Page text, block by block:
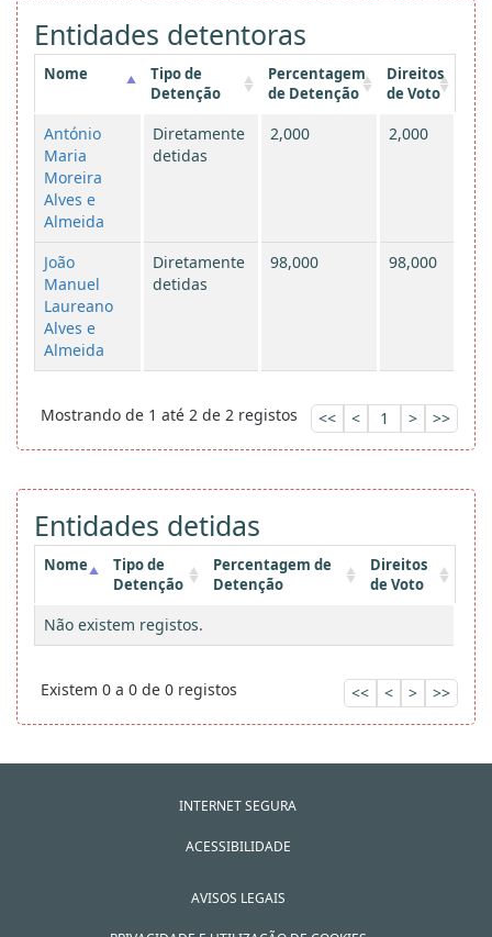
Entidades detentoras
Nome
Tipo de
Detenção
Percentagem
de Detenção
Direitos
de Voto
António
Maria
Moreira
Alves e
Almeida
Diretamente
detidas
2,000 2,000
João
Manuel
Laureano
Alves e
Almeida
Diretamente
detidas
98,000 98,000
Mostrando de 1 até 2 de 2 registos << < 1 > >>
Entidades detidas
Nome
Tipo de
Detenção
Percentagem de
Detenção
Direitos
de Voto
Não existem registos.
Existem 0 a 0 de 0 registos << < > >>
INTERNET SEGURA
ACESSIBILIDADE
AVISOS LEGAIS